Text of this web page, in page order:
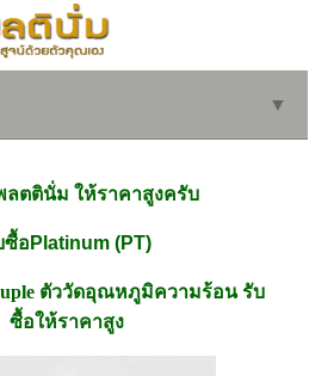
▼
ลตตินั่ม ให้ราคาสูงครับ
ซื้อ Platinum (PT)
ตัววัดอุณหภูมิความร้อน รับ
ซื้อให้ราคาสูง